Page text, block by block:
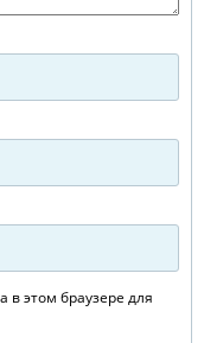
в этом браузере для